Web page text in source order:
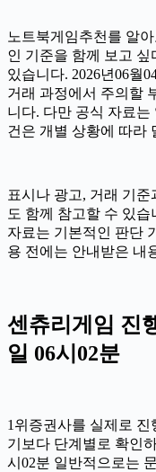
노트북게임추천를 알
인 기준을 함께 보고 싶
있습니다. 2026년06월
거래 과정에서 주의할
니다. 다만 공식 자료
건은 개별 상황에 따라
표시나 광고, 거래 기준
도 함께 참고할 수 있습
자료는 기본적인 판단
용 전에는 안내받은 내
센츄리게임 진
일 06시02분
1위증권사를 실제로
기보다 단계별로 확인
시02분 일반적으로는